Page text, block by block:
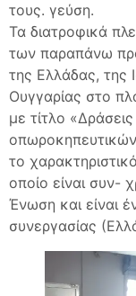
τους. γεύση.
Τα διατροφικά
των παραπάνω
της Ελλάδας, της
Ουγγαρίας στο
με τίτλο
το
οποίο είναι συν-
Ένωση και είναι
συνεργασίας